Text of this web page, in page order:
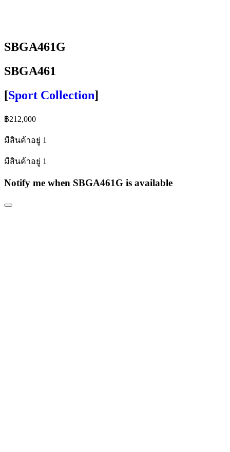
SBGA461G
SBGA461
[Sport Collection]
฿212,000
มีสินค้าอยู่ 1
มีสินค้าอยู่ 1
Notify me when SBGA461G is available